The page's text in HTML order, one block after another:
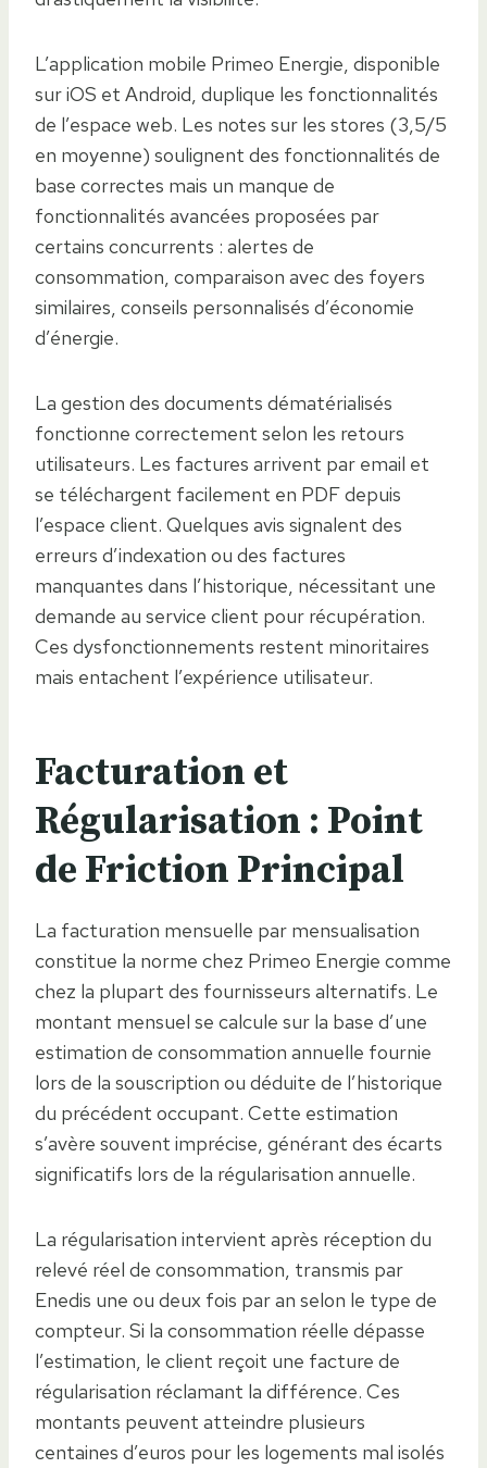
L’application mobile Primeo Energie, disponible
sur iOS et Android, duplique les fonctionnalités
de l’espace web. Les notes sur les stores (3,5/5
en moyenne) soulignent des fonctionnalités de
base correctes mais un manque de
fonctionnalités avancées proposées par
certains concurrents : alertes de
consommation, comparaison avec des foyers
similaires, conseils personnalisés d’économie
d’énergie.
La gestion des documents dématérialisés
fonctionne correctement selon les retours
utilisateurs. Les factures arrivent par email et
se téléchargent facilement en PDF depuis
l’espace client. Quelques avis signalent des
erreurs d’indexation ou des factures
manquantes dans l’historique, nécessitant une
demande au service client pour récupération.
Ces dysfonctionnements restent minoritaires
mais entachent l’expérience utilisateur.
Facturation et
Régularisation : Point
de Friction Principal
La facturation mensuelle par mensualisation
constitue la norme chez Primeo Energie comme
chez la plupart des fournisseurs alternatifs. Le
montant mensuel se calcule sur la base d’une
estimation de consommation annuelle fournie
lors de la souscription ou déduite de l’historique
du précédent occupant. Cette estimation
s’avère souvent imprécise, générant des écarts
significatifs lors de la régularisation annuelle.
La régularisation intervient après réception du
relevé réel de consommation, transmis par
Enedis une ou deux fois par an selon le type de
compteur. Si la consommation réelle dépasse
l’estimation, le client reçoit une facture de
régularisation réclamant la différence. Ces
montants peuvent atteindre plusieurs
centaines d’euros pour les logements mal isolés